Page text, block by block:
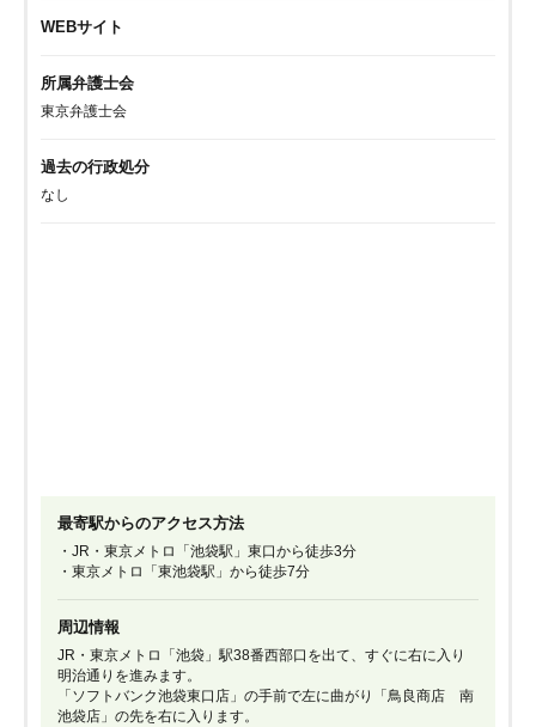
WEBサイト
所属弁護士会
東京弁護士会
過去の行政処分
なし
最寄駅からのアクセス方法
・JR・東京メトロ「池袋駅」東口から徒歩3分
・東京メトロ「東池袋駅」から徒歩7分
周辺情報
JR・東京メトロ「池袋」駅38番西部口を出て、すぐに右に入り
明治通りを進みます。
「ソフトバンク池袋東口店」の手前で左に曲がり「鳥良商店 南
池袋店」の先を右に入ります。